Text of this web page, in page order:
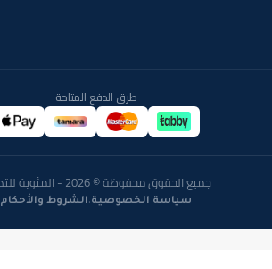
طرق الدفع المتاحة
جميع الحقوق محفوظة © 2026 - المئوية للتدريب
سياسة الخصوصية·الشروط والأحكام